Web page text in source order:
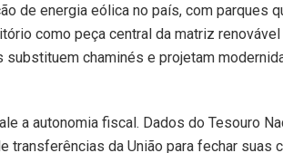
de energia eólica no país, com parques
como peça central da matriz renovável
chaminés e projetam
a autonomia fiscal. Dados do Tesouro
transferências da União para fechar suas